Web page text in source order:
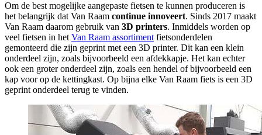
Om de best mogelijke aangepaste fietsen te kunnen produceren is
het belangrijk dat Van Raam continue innoveert. Sinds 2017 maakt
Van Raam daarom gebruik van 3D printers. Inmiddels worden op
veel fietsen in het Van Raam assortiment fietsonderdelen
gemonteerd die zijn geprint met een 3D printer. Dit kan een klein
onderdeel zijn, zoals bijvoorbeeld een afdekkapje. Het kan echter
ook een groter onderdeel zijn, zoals een hendel of bijvoorbeeld een
kap voor op de kettingkast. Op bijna elke Van Raam fiets is een 3D
geprint onderdeel terug te vinden.